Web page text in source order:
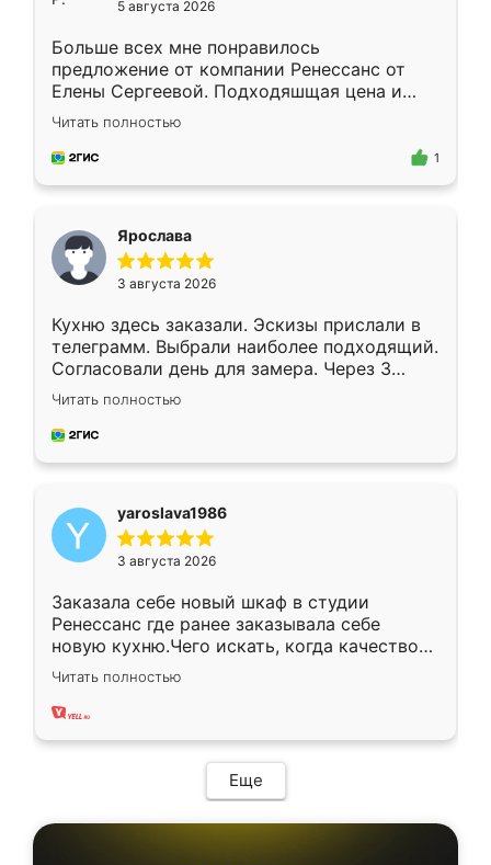
5 августа 2026
Больше всех мне понравилось
предложение от компании Ренессанс от
Елены Сергеевой. Подходяшщая цена и
короткие сроки изготовления. Приехавший
для замера сотрудник Владислав
предложил по моему эскизу самый
Читать полностью
1
Ярослава
3 августа 2026
Кухню здесь заказали. Эскизы прислали в
телеграмм. Выбрали наиболее подходящий.
Согласовали день для замера. Через 3
недели кухня была уже готова. Остались
довольны работой. Спасибо Ренессанс
мебель за качественную работу!
Читать полностью
yaroslava1986
3 августа 2026
Заказала себе новый шкаф в студии
Ренессанс где ранее заказывала себе
новую кухню.Чего искать, когда качеством
вполне довольна. Служит кухня уже почти
два года, нареканий нет.
Читать полностью
Еще